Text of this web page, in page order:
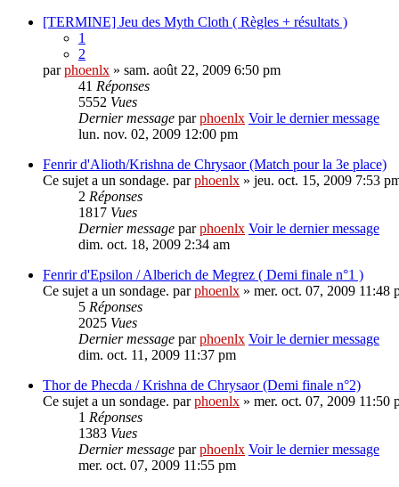
[TERMINE] Jeu des Myth Cloth ( Règles + résultats )
1
2
parphoenlx » sam. août 22, 2009 6:50 pm
41 Réponses
5552 Vues
Dernier message parphoenlx Voir le dernier message
lun. nov. 02, 2009 12:00 pm
Fenrir d'Alioth/Krishna de Chrysaor (Match pour la 3e place)
Ce sujet a un sondage. parphoenlx » jeu. oct. 15, 2009 7:53
2 Réponses
1817 Vues
Dernier message parphoenlx Voir le dernier message
dim. oct. 18, 2009 2:34 am
Fenrir d'Epsilon / Alberich de Megrez ( Demi finale n°1 )
Ce sujet a un sondage. parphoenlx » mer. oct. 07, 2009 11:48
5 Réponses
2025 Vues
Dernier message parphoenlx Voir le dernier message
dim. oct. 11, 2009 11:37 pm
Thor de Phecda / Krishna de Chrysaor (Demi finale n°2)
Ce sujet a un sondage. parphoenlx » mer. oct. 07, 2009 11:50
1 Réponses
1383 Vues
Dernier message parphoenlx Voir le dernier message
mer. oct. 07, 2009 11:55 pm